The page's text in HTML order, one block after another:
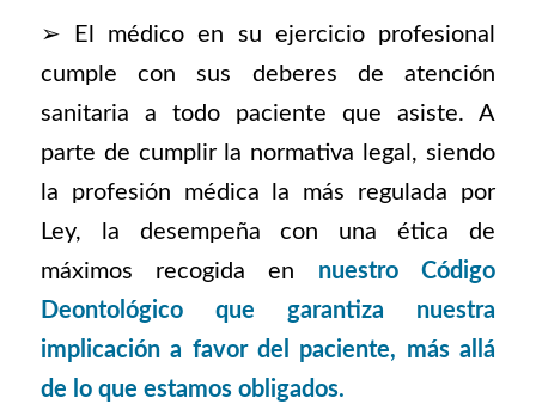
➢ El médico en su ejercicio profesional
cumple con sus deberes de atención
sanitaria a todo paciente que asiste. A
parte de cumplir la normativa legal, siendo
la profesión médica la más regulada por
Ley, la desempeña con una ética de
máximos recogida en nuestro Código
Deontológico que garantiza nuestra
implicación a favor del paciente, más allá
de lo que estamos obligados.